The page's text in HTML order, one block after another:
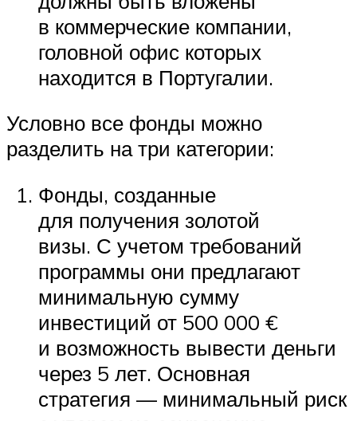
в коммерческие компании,
головной офис которых
находится в Португалии.
Условно все фонды можно
разделить на три категории:
Фонды, созданные
для получения золотой
визы. С учетом требований
программы они предлагают
минимальную сумму
инвестиций от 500 000 €
и возможность вывести деньги
через 5 лет. Основная
стратегия — минимальный риск